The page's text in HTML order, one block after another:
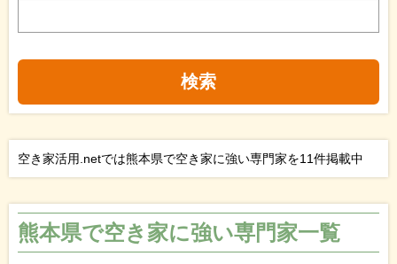
検索
空き家活用.netでは熊本県で空き家に強い専門家を11件掲載中
熊本県で空き家に強い専門家一覧